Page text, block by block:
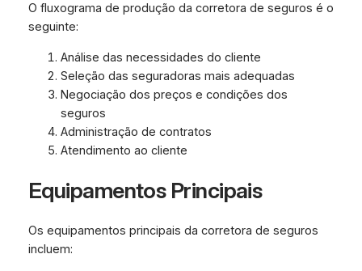
O fluxograma de produção da corretora de seguros é o
seguinte:
Análise das necessidades do cliente
Seleção das seguradoras mais adequadas
Negociação dos preços e condições dos
seguros
Administração de contratos
Atendimento ao cliente
Equipamentos Principais
Os equipamentos principais da corretora de seguros
incluem: